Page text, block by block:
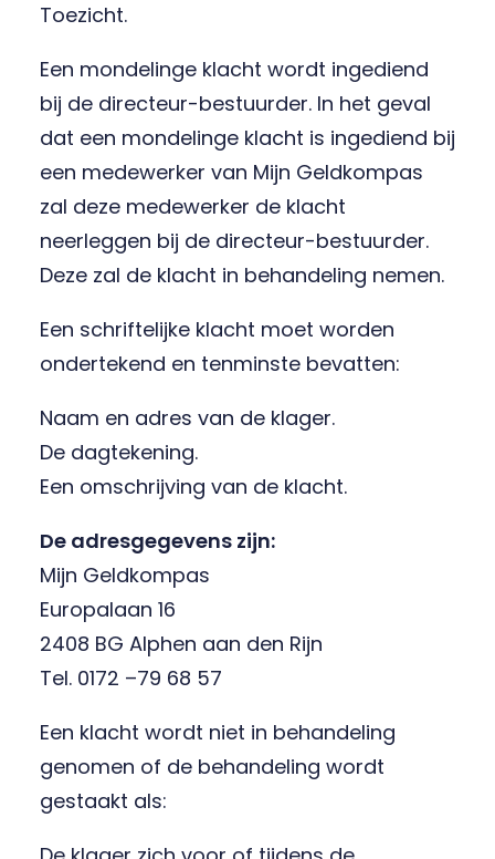
Toezicht.
Een mondelinge klacht wordt ingediend
bij de directeur-bestuurder. In het geval
dat een mondelinge klacht is ingediend bij
een medewerker van Mijn Geldkompas
zal deze medewerker de klacht
neerleggen bij de directeur-bestuurder.
Deze zal de klacht in behandeling nemen.
Een schriftelijke klacht moet worden
ondertekend en tenminste bevatten:
Naam en adres van de klager.
De dagtekening.
Een omschrijving van de klacht.
De adresgegevens zijn:
Mijn Geldkompas
Europalaan 16
2408 BG Alphen aan den Rijn
Tel. 0172 –79 68 57
Een klacht wordt niet in behandeling
genomen of de behandeling wordt
gestaakt als: